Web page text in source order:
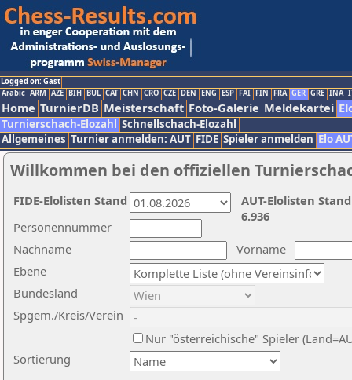
Logged on: Gast
Arabic ARM AZE BIH BUL CAT CHN CRO CZE DEN ENG ESP FAI FIN FRA GER GRE INA
Home TurnierDB Meisterschaft Foto-Galerie Meldekartei
Turnierschach-Elozahl Schnellschach-Elozahl
Allgemeines Turnier anmelden: AUT FIDE Spieler anmelden Elo
Willkommen bei den offiziellen
Nachname
Vorname
Ebene
Sortierung
Personennummer
Bundesland
Spgem./Kreis/Verein
Nur "österreichische" Spieler
AUT-Elolisten
6.936
FIDE-Elolisten Stand